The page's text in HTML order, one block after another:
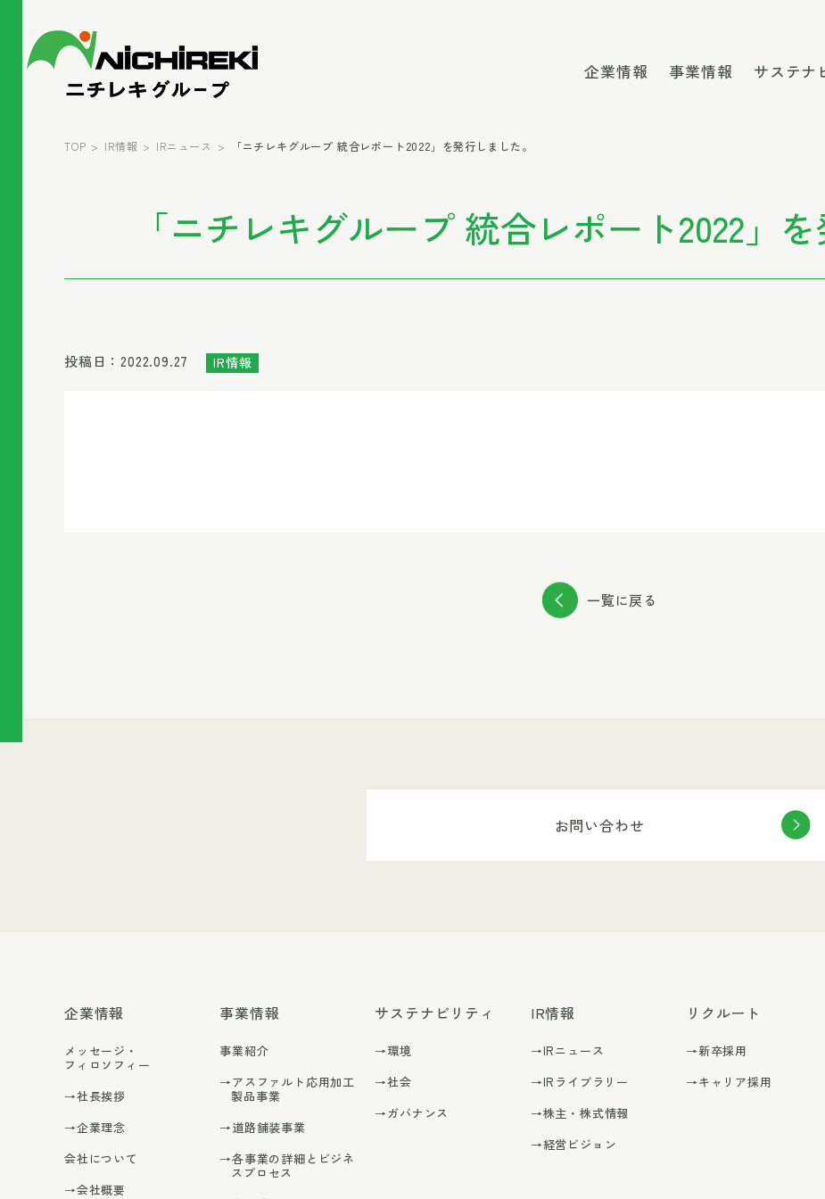
企業情報 事業情報 サステナ
TOP IR情報 IRニュース 「ニチレキグループ 統合レポート2022」を発行しました。
「ニチレキグループ 統合レポート2022」を
投稿日：2022.09.27 IR情報
一覧に戻る
お問い合わせ
企業情報
メッセージ・
フィロソフィー
→社長挨拶
→企業理念
会社について
→会社概要
事業情報
事業紹介
→アスファルト応用加工
製品事業
→道路舗装事業
→各事業の詳細とビジネ
スプロセス
サステナビリティ
→環境
→社会
→ガバナンス
IR情報
→IRニュース
→IRライブラリー
→株主・株式情報
→経営ビジョン
リクルート
→新卒採用
→キャリア採用